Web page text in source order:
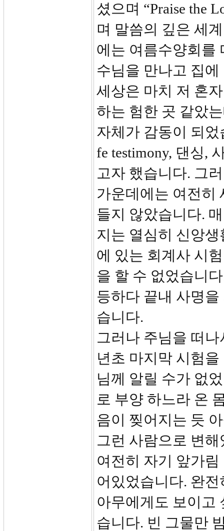
셨으며 “Praise the
며 말씀의 깊은 세
에는 여름수양회를
수님을 만나고 집
세상은 마치 저 혼
하는 험한 곳 같았
자체가 감동이 되
fe testimony, 댄싱,
고자 했습니다. 그
가운데에는 여전히
들지 않았습니다.
지는 열심히 신앙
에 있는 회계사 시
을 할 수 없었습니
등하다 끝내 사명
습니다.
그러나 주님을 떠
년초 마지막 시험
님께 알릴 수가 없
로 부양 하느라 온
음이 찢어지는 듯
그런 사람으로 변
여전히 자기 앞가
어있었습니다. 완
아무에게도 보이고
습니다. 빈 그물만